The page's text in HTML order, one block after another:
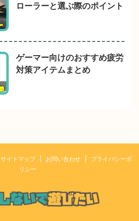
ローラーと選ぶ際のポイント
ゲーマー向けのおすすめ疲労
対策アイテムまとめ
サイトマップ お問い合わせ
プライバシーポ
リシー